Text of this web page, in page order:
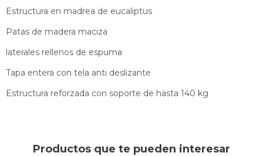
Estructura en madrea de eucaliptus
Patas de madera maciza
laterales rellenos de espuma
Tapa entera con tela anti deslizante
Estructura reforzada con soporte de hasta 140 kg
Productos que te pueden interesar